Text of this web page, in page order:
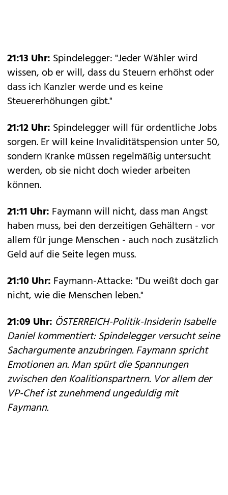
21:13 Uhr: Spindelegger: "Jeder Wähler wird
wissen, ob er will, dass du Steuern erhöhst oder
dass ich Kanzler werde und es keine
Steuererhöhungen gibt."
21:12 Uhr: Spindelegger will für ordentliche Jobs
sorgen. Er will keine Invaliditätspension unter 50,
sondern Kranke müssen regelmäßig untersucht
werden, ob sie nicht doch wieder arbeiten
können.
21:11 Uhr: Faymann will nicht, dass man Angst
haben muss, bei den derzeitigen Gehältern - vor
allem für junge Menschen - auch noch zusätzlich
Geld auf die Seite legen muss.
21:10 Uhr: Faymann-Attacke: "Du weißt doch gar
nicht, wie die Menschen leben."
21:09 Uhr: ÖSTERREICH-Politik-Insiderin Isabelle
Daniel kommentiert: Spindelegger versucht seine
Sachargumente anzubringen. Faymann spricht
Emotionen an. Man spürt die Spannungen
zwischen den Koalitionspartnern. Vor allem der
VP-Chef ist zunehmend ungeduldig mit
Faymann.